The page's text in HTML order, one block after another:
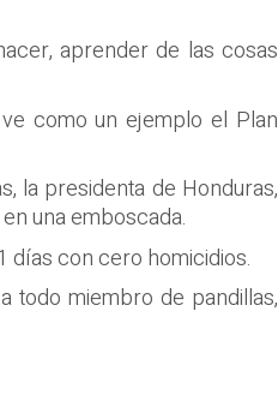
aprender de las cosas
como un ejemplo el Plan
la presidenta de Honduras,
una emboscada.
días con cero homicidios.
todo miembro de pandillas,